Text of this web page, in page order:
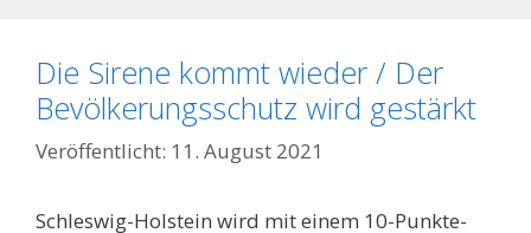
Die Sirene kommt wieder / Der
Bevölkerungsschutz wird gestärkt
11. August 2021
Schleswig-Holstein wird mit einem 10-Punkte-